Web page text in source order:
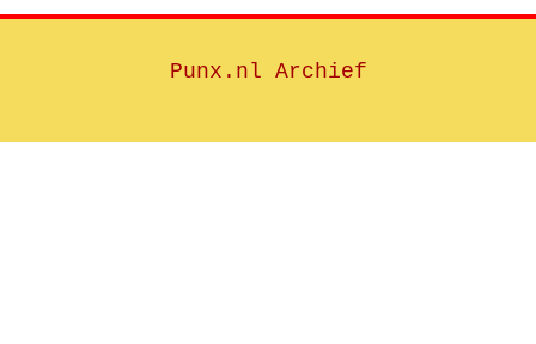
Punx.nl Archief